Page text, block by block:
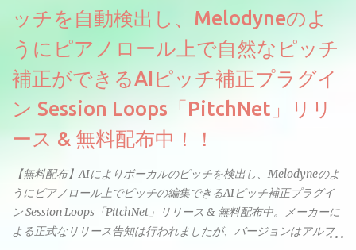
ッチを自動検出し、Melodyneのよ
うにピアノロール上で自然なピッチ
補正ができるAIピッチ補正プラグイ
ン Session Loops「PitchNet」リリ
ース & 無料配布中！！
【無料配布】AIによりボーカルのピッチを検出し、Melodyneのよ
うにピアノロール上でピッチの編集できるAIピッチ補正プラグイ
ン Session Loops「PitchNet」リリース & 無料配布中。メーカーに
よる正式なリリース告知は行われましたが、バージョンはアルフ